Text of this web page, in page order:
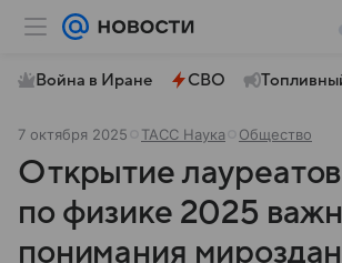
Война в Иране СВО
7 октября 2025 ТАСС Наука Общество
Открытие
по физике 2025
понимания